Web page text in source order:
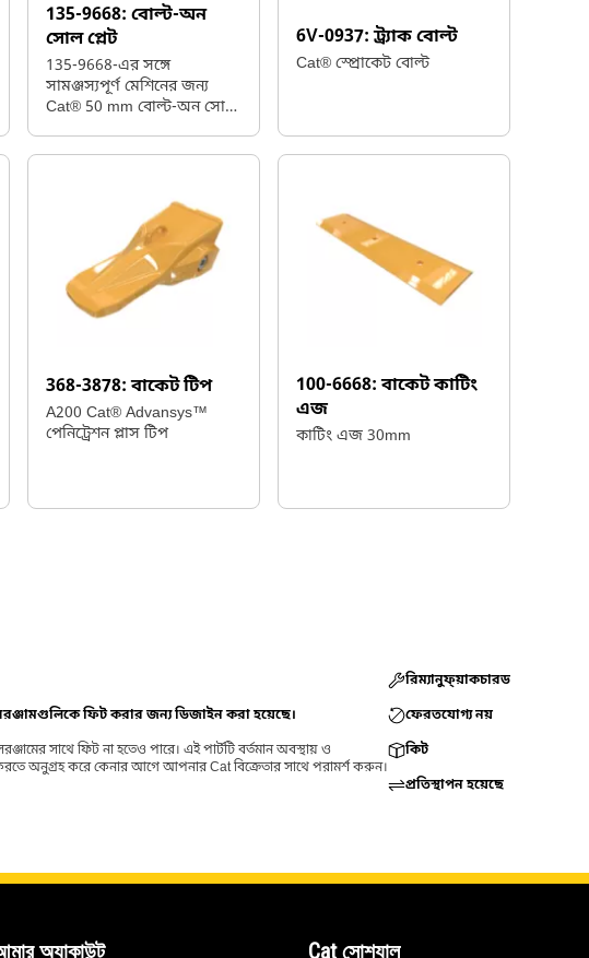
135-9668: বোল্ট-অন
সোল প্লেট
135-9668-এর সঙ্গে
সামঞ্জস্যপূর্ণ মেশিনের জন্য
Cat® 50 mm বোল্ট-অন সোল
6V-0937:ট্র্যাক বোল্ট
Cat® স্প্রোকেট বোল্ট
368-3878:বাকেট টিপ
A200 Cat® Advansys™
পেনিট্রেশন প্লাস টিপ
100-6668:বাকেট কাটিং
এজ
কাটিং এজ 30mm
ফিট করার জন্য ডিজাইন করা হয়েছে।
সাথে ফিট না হতেও পারে। এই পার্টটি বর্তমান অবস্থায় ও
অনুগ্রহ করে কেনার আগে আপনার Cat বিক্রেতার সাথে পরামর্শ করুন।
রিম্যানুফ্য়াকচারড
ফেরতযোগ্য নয়
কিট
প্রতিস্থাপন হয়েছে
অ্যাকাউন্ট Cat সোশ্যাল